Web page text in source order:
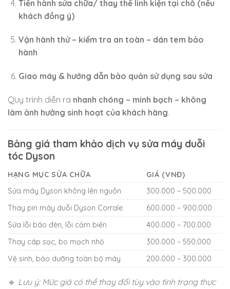
Tiến hành sửa chữa/ thay thế linh kiện tại chỗ (nếu
khách đồng ý)
Vận hành thử – kiểm tra an toàn – dán tem bảo
hành
Giao máy & hướng dẫn bảo quản sử dụng sau sửa
Quy trình diễn ra nhanh chóng – minh bạch – không
làm ảnh hưởng sinh hoạt của khách hàng.
Bảng giá tham khảo dịch vụ sửa máy duỗi
tóc Dyson
HẠNG MỤC SỬA CHỮA
GIÁ (VNĐ)
Sửa máy Dyson không lên nguồn
300.000 – 500.000
Thay pin máy duỗi Dyson Corrale
600.000 – 900.000
Sửa lỗi báo đèn, lỗi cảm biến
400.000 – 700.000
Thay cáp sạc, bo mạch nhỏ
300.000 – 550.000
Vệ sinh, bảo dưỡng toàn bộ máy
200.000 – 300.000
🔹 Lưu ý: Mức giá có thể thay đổi tùy vào tình trạng thực